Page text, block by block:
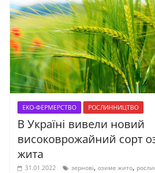
ЕКО-ФЕРМЕРСТВО РОСЛИННИЦТВО
В Україні вивели новий
високоврожайний сорт
жита
31.01.2022 зернові, озиме жито,